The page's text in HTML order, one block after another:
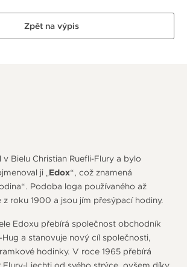
Zpět na výpis
Bielu Christian Ruefli-Flury a bylo
ji „Edox“, což znamená
Podoba loga používaného až
roku 1900 a jsou jím přesýpací hodiny.
Edoxu přebírá společnost obchodník
a stanovuje nový cíl společnosti,
hodinky. V roce 1965 přebírá